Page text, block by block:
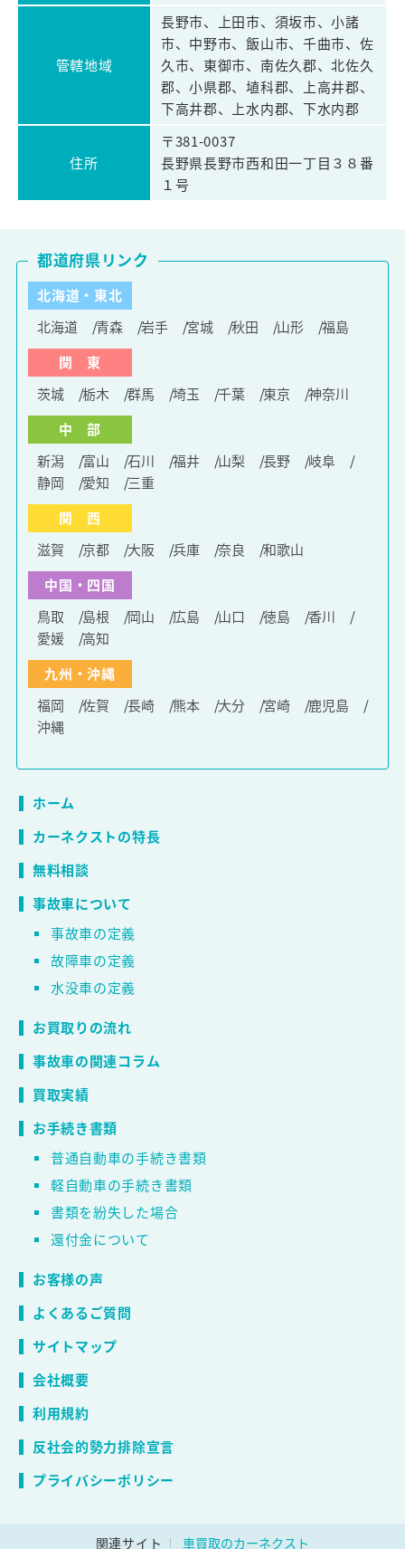
管轄地域
長野市、上田市、須坂市、小諸
市、中野市、飯山市、千曲市、佐
久市、東御市、南佐久郡、北佐久
郡、小県郡、埴科郡、上高井郡、
下高井郡、上水内郡、下水内郡
住所
〒381-0037
長野県長野市西和田一丁目３８番
１号
北海道・東北
北海道
青森 岩手 宮城 秋田 山形
福島
関 東
茨城
栃木 群馬 埼玉 千葉 東京
神奈川
中 部
新潟
富山 石川 福井 山梨 長野
岐阜
静岡
愛知
三重
関 西
滋賀
京都 大阪 兵庫 奈良
和歌山
中国・四国
鳥取
島根 岡山 広島 山口 徳島
香川
愛媛
高知
九州・沖縄
福岡
佐賀 長崎 熊本 大分 宮崎
鹿児島
沖縄
都道府県リンク
ホーム
カーネクストの特長
無料相談
事故車について
事故車の定義
故障車の定義
水没車の定義
お買取りの流れ
事故車の関連コラム
買取実績
お手続き書類
普通自動車の手続き書類
軽自動車の手続き書類
書類を紛失した場合
還付金について
お客様の声
よくあるご質問
サイトマップ
会社概要
利用規約
反社会的勢力排除宣言
プライバシーポリシー
関連サイト 車買取のカーネクスト